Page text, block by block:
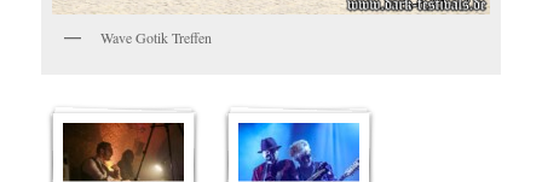
Wave Gotik Treffen